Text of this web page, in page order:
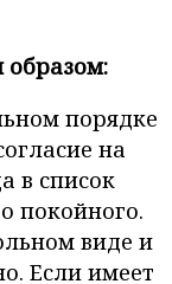
образом:
порядке
на
в список
покойного.
виде и
Если имеет